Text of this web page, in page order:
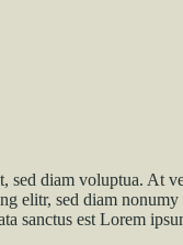
diam voluptua. At
elitr, sed diam
sanctus est Lorem